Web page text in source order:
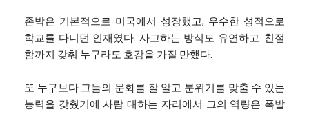
존박은 기본적으로 미국에서 성장했고, 우수한 성적으로
학교를 다니던 인재였다. 사고하는 방식도 유연하고. 친절
함까지 갖춰 누구라도 호감을 가질 만했다.
또 누구보다 그들의 문화를 잘 알고 분위기를 맞출 수 있는
능력을 갖췄기에 사람 대하는 자리에서 그의 역량은 폭발